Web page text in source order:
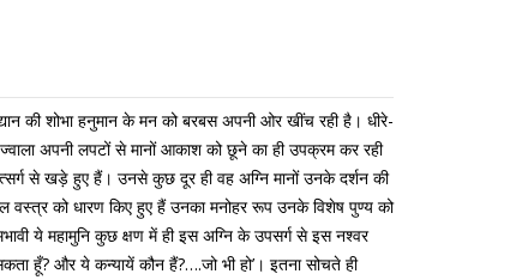
की शोभा हनुमान के मन को बरबस अपनी ओर खींच रही है। धीरे-
अपनी लपटों से मानों आकाश को छूने का ही उपक्रम कर रही
से खड़े हुए हैं। उनसे कुछ दूर ही वह अग्नि मानों उनके दर्शन की
वस्त्र को धारण किए हुए हैं उनका मनोहर रूप उनके विशेष पुण्य को
ये महामुनि कुछ क्षण में ही इस अग्नि के उपसर्ग से इस नश्वर
हूँ? और ये कन्यायें कौन हैं?….जो भी हो’। इतना सोचते ही